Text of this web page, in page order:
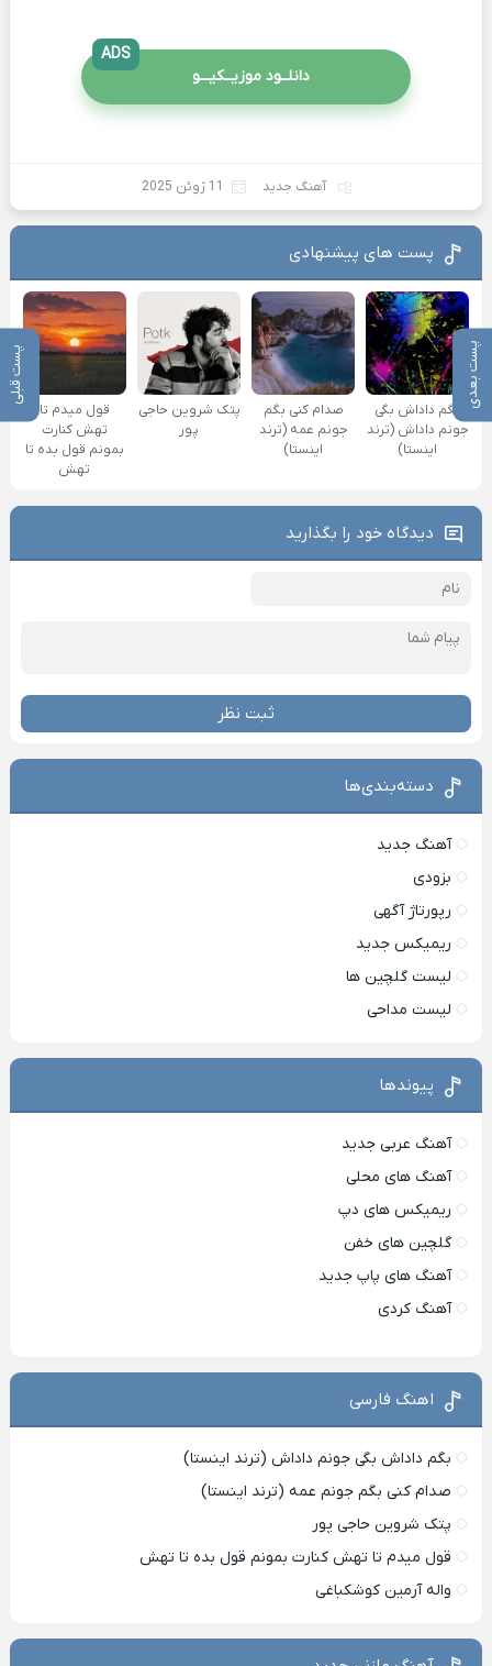
پست بعدی پست قبلی
دانلــود موزیــکیـــو
ADS
آهنگ جدید 11 ژوئن 2025
پست های پیشنهادی
بگم داداش بگی
جونم داداش (ترند
اینستا)
صدام کنی بگم
جونم عمه (ترند
اینستا)
پتک شروین حاجی
پور
قول میدم تا
تهش کنارت
بمونم قول بده تا
تهش
دیدگاه خود را بگذارید
ثبت نظر
دسته‌بندی‌ها
آهنگ جدید
بزودی
رپورتاژ آگهی
ریمیکس جدید
لیست گلچین ها
لیست مداحی
پیوندها
آهنگ عربی جدید
آهنگ های محلی
ریمیکس های دپ
گلچین های خفن
آهنگ های پاپ جدید
آهنگ کردی
اهنگ فارسی
بگم داداش بگی جونم داداش (ترند اینستا)
صدام کنی بگم جونم عمه (ترند اینستا)
پتک شروین حاجی پور
قول میدم تا تهش کنارت بمونم قول بده تا تهش
واله آرمین کوشکباغی